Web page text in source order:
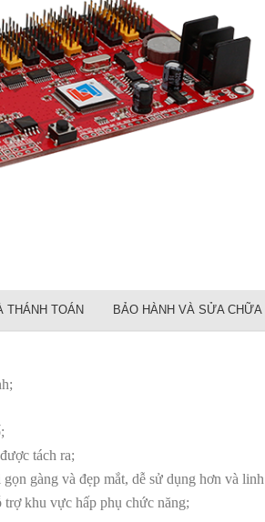
THÁNH TOÁN BẢO HÀNH VÀ SỬA CHỮA
tách ra;
gàng và đẹp mắt, dễ sử dụng hơn và
khu vực hấp phụ chức năng;